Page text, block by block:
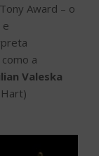
Award – o
e
a
Valeska